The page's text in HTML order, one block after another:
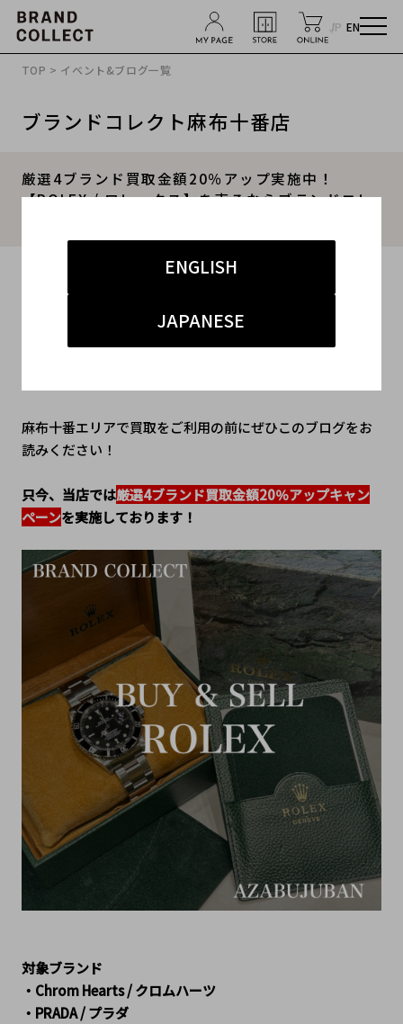
JP EN
ENGLISH
JAPANESE
TOP > イベント&ブログ一覧
ブランドコレクト麻布十番店
厳選4ブランド買取金額20％アップ実施中！
【ROLEX / ロレックス】を売るならブランドコレ
#ブランド古着買取キャンペーン
麻布十番エリアで買取をご利用の前にぜひこのブログをお
読みください！
只今、当店では厳選4ブランド買取金額20％アップキャン
ペーンを実施しております！
対象ブランド
・Chrom Hearts / クロムハーツ
・PRADA / プラダ